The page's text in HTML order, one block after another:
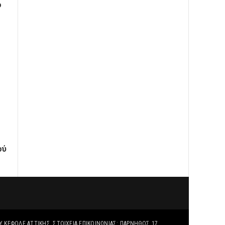
ΑΤΤΙΚΗΣ, ΣΤΟΙΧΕΊΑ ΕΠΙΚΟΙΝΩΝΊΑΣ: ΠΑΡΝΗΘΟΣ 17,